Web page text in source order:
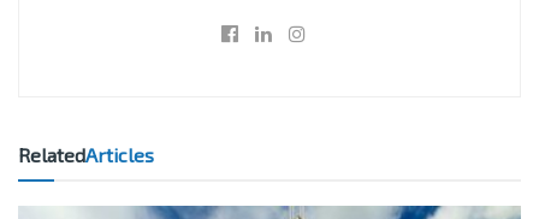
RelatedArticles